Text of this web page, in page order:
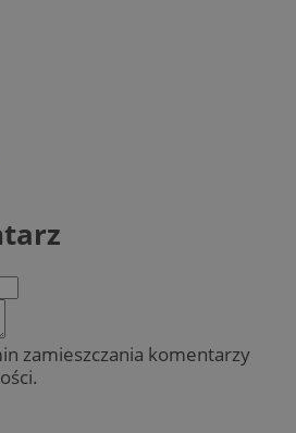
zamieszczania komentarzy